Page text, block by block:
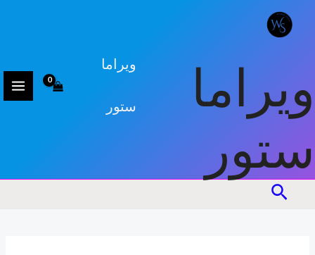
ويراما
ستور
ويراما
ستور
البحث
طقم
أواني